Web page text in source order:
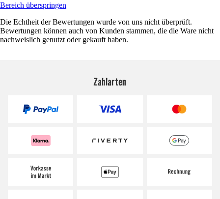
Bereich überspringen
Die Echtheit der Bewertungen wurde von uns nicht überprüft.
Bewertungen können auch von Kunden stammen, die die Ware nicht
nachweislich genutzt oder gekauft haben.
Zahlarten